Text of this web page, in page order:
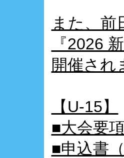
また、前
『2026
開催され
【U-15】
■大会要項
■申込書